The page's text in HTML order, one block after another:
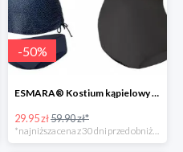
-50%
ESMARA® Kostium kąpielowy ciążowy lub tankini ciążowe -50%
29.95 zł59.90 zł*